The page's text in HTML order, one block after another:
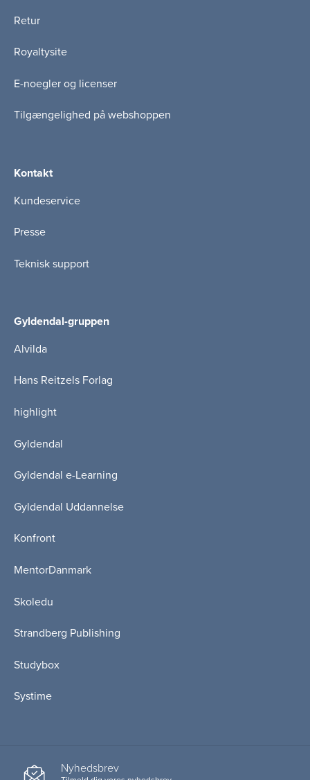
Retur
Royaltysite
E-noegler og licenser
Tilgængelighed på webshoppen
Kontakt
Kundeservice
Presse
Teknisk support
Gyldendal-gruppen
Alvilda
Hans Reitzels Forlag
highlight
Gyldendal
Gyldendal e-Learning
Gyldendal Uddannelse
Konfront
MentorDanmark
Skoledu
Strandberg Publishing
Studybox
Systime
Nyhedsbrev